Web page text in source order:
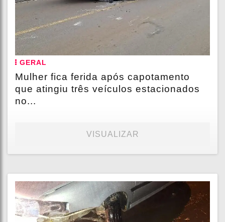
GERAL
Mulher fica ferida após capotamento
que atingiu três veículos estacionados
no...
VISUALIZAR